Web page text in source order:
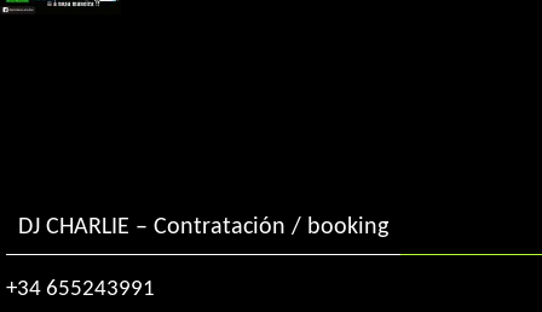
DJ CHARLIE – Contratación / booking
+34 655243991